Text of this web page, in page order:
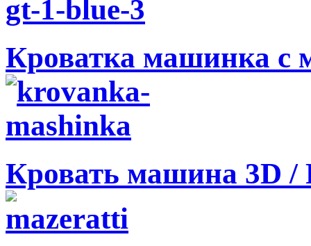
Кроватка машинка с
Кровать машина 3D /